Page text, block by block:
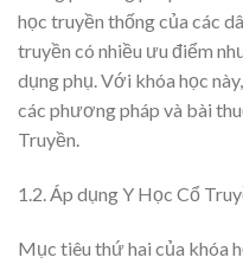
học truyền thống của các
truyền có nhiều ưu điểm
dụng phụ. Với khóa học
các phương pháp và bài
Truyền.
1.2. Áp dụng Y Học Cổ
Mục tiêu thứ hai của khóa